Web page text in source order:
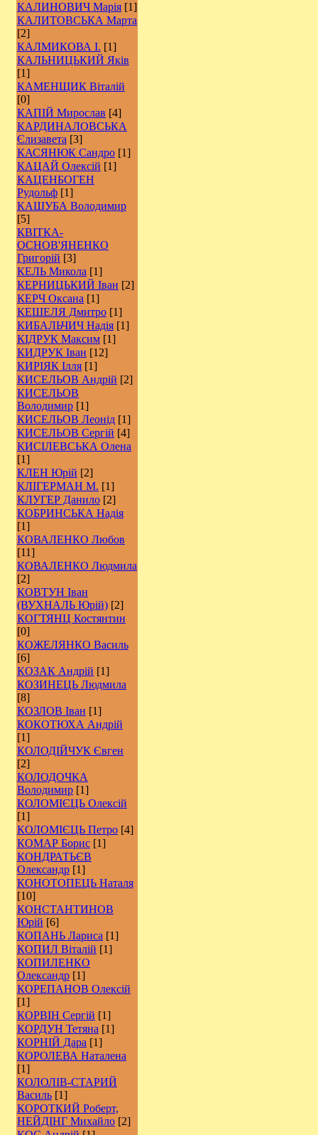
КАЛИНОВИЧ Марія [1]
КАЛИТОВСЬКА Марта
[2]
КАЛМИКОВА І. [1]
КАЛЬНИЦЬКИЙ Яків
[1]
КАМЕНЩИК Віталій
[0]
КАПІЙ Мирослав [4]
КАРДИНАЛОВСЬКА
Єлизавета [3]
КАСЯНЮК Сандро [1]
КАЦАЙ Олексій [1]
КАЦЕНБОГЕН
Рудольф [1]
КАШУБА Володимир
[5]
КВІТКА-
ОСНОВ'ЯНЕНКО
Григорій [3]
КЕЛЬ Микола [1]
КЕРНИЦЬКИЙ Іван [2]
КЕРЧ Оксана [1]
КЕШЕЛЯ Дмитро [1]
КИБАЛЬЧИЧ Надія [1]
КІДРУК Максим [1]
КИДРУК Іван [12]
КИРІЯК Ілля [1]
КИСЕЛЬОВ Андрій [2]
КИСЕЛЬОВ
Володимир [1]
КИСЕЛЬОВ Леонід [1]
КИСЕЛЬОВ Сергій [4]
КИСІЛЕВСЬКА Олена
[1]
КЛЕН Юрій [2]
КЛІГЕРМАН М. [1]
КЛУГЕР Данило [2]
КОБРИНСЬКА Надія
[1]
КОВАЛЕНКО Любов
[11]
КОВАЛЕНКО Людмила
[2]
КОВТУН Іван
(ВУХНАЛЬ Юрій) [2]
КОГТЯНЦ Костянтин
[0]
КОЖЕЛЯНКО Василь
[6]
КОЗАК Андрій [1]
КОЗИНЕЦЬ Людмила
[8]
КОЗЛОВ Іван [1]
КОКОТЮХА Андрій
[1]
КОЛОДІЙЧУК Євген
[2]
КОЛОДОЧКА
Володимир [1]
КОЛОМІЄЦЬ Олексій
[1]
КОЛОМІЄЦЬ Петро [4]
КОМАР Борис [1]
КОНДРАТЬЄВ
Олександр [1]
КОНОТОПЕЦЬ Наталя
[10]
КОНСТАНТИНОВ
Юрій [6]
КОПАНЬ Лариса [1]
КОПИЛ Віталій [1]
КОПИЛЕНКО
Олександр [1]
КОРЕПАНОВ Олексій
[1]
КОРВІН Сергій [1]
КОРДУН Тетяна [1]
КОРНІЙ Дара [1]
КОРОЛЕВА Наталена
[1]
КОЛОЛІВ-СТАРИЙ
Василь [1]
КОРОТКИЙ Роберт,
НЕЙДІНГ Михайло [2]